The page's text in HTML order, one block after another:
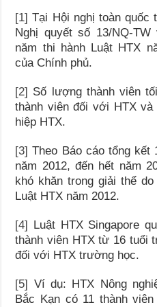
[1] Tại Hội nghị toàn quốc
Nghị quyết số 13/NQ-
năm thi hành Luật HTX
của Chính phủ.
[2] Số lượng thành viên
thành viên đối với HTX
hiệp HTX.
[3] Theo Báo cáo tổng kết
năm 2012, đến hết năm
khó khăn trong giải thể
Luật HTX năm 2012.
[4]
Luật HTX Singapore
thành viên HTX từ 16 tuổi
đối với HTX trường học.
[5]
Ví dụ: HTX Nông
Bắc Kạn có 11 thành